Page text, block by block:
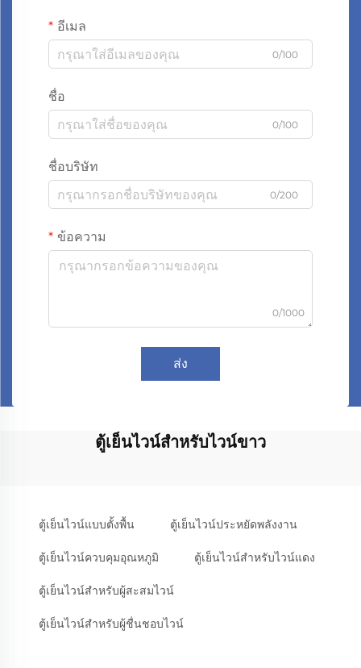
อีเมล
0/100
ชื่อ
0/100
ชื่อบริษัท
0/200
ข้อความ
0/1000
ส่ง
ตู้เย็นไวน์สำหรับไวน์ขาว
ตู้เย็นไวน์แบบตั้งพื้น ตู้เย็นไวน์ประหยัดพลังงาน
ตู้เย็นไวน์ควบคุมอุณหภูมิ ตู้เย็นไวน์สำหรับไวน์แดง
ตู้เย็นไวน์สำหรับผู้สะสมไวน์
ตู้เย็นไวน์สำหรับผู้ชื่นชอบไวน์